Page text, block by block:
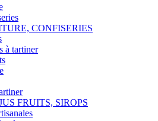
CONFISERIES
à tartiner
FRUITS, SIROPS